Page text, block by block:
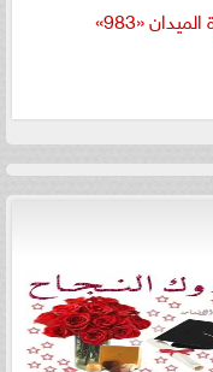
«983»